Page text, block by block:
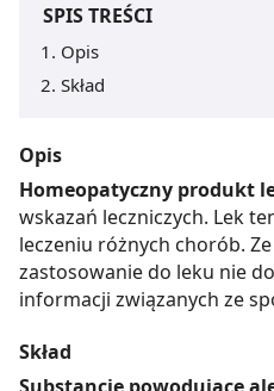
SPIS TREŚCI
Opis
Skład
Opis
Homeopatyczny produkt
wskazań leczniczych. Lek
leczeniu różnych chorób.
zastosowanie do leku nie
informacji związanych ze
Skład